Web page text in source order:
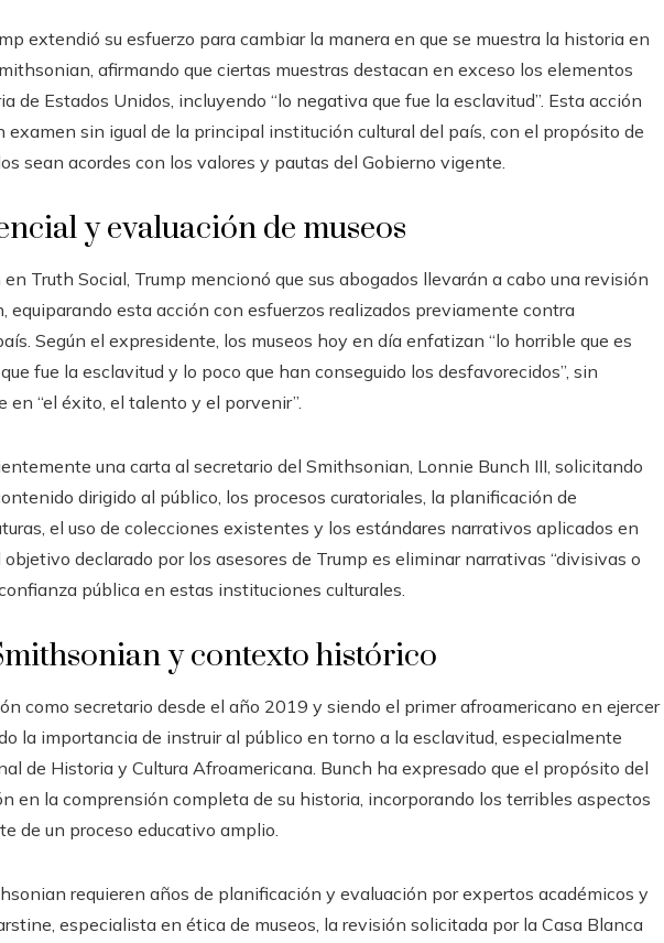
extendió su esfuerzo para cambiar la manera en que se muestra la historia en
afirmando que ciertas muestras destacan en exceso los elementos
de Estados Unidos, incluyendo “lo negativa que fue la esclavitud”. Esta acción
examen sin igual de la principal institución cultural del país, con el propósito de
sean acordes con los valores y pautas del Gobierno vigente.
y evaluación de museos
Truth Social, Trump mencionó que sus abogados llevarán a cabo una revisión
equiparando esta acción con esfuerzos realizados previamente contra
Según el expresidente, los museos hoy en día enfatizan “lo horrible que es
fue la esclavitud y lo poco que han conseguido los desfavorecidos”, sin
en “el éxito, el talento y el porvenir”.
una carta al secretario del Smithsonian, Lonnie Bunch III, solicitando
dirigido al público, los procesos curatoriales, la planificación de
el uso de colecciones existentes y los estándares narrativos aplicados en
declarado por los asesores de Trump es eliminar narrativas “divisivas o
pública en estas instituciones culturales.
y contexto histórico
como secretario desde el año 2019 y siendo el primer afroamericano en ejercer
la importancia de instruir al público en torno a la esclavitud, especialmente
de Historia y Cultura Afroamericana. Bunch ha expresado que el propósito del
en la comprensión completa de su historia, incorporando los terribles aspectos
de un proceso educativo amplio.
requieren años de planificación y evaluación por expertos académicos y
especialista en ética de museos, la revisión solicitada por la Casa Blanca